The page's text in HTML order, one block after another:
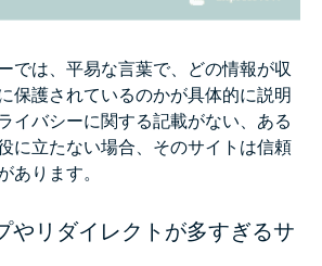
では、平易な言葉で、どの情報が収
保護されているのかが具体的に説明
イバシーに関する記載がない、ある
に立たない場合、そのサイトは信頼
あります。
やリダイレクトが多すぎるサ